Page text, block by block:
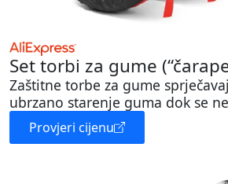
Set torbi za gume
Zaštitne torbe za gume
ubrzano starenje guma dok se
Provjeri cijenu